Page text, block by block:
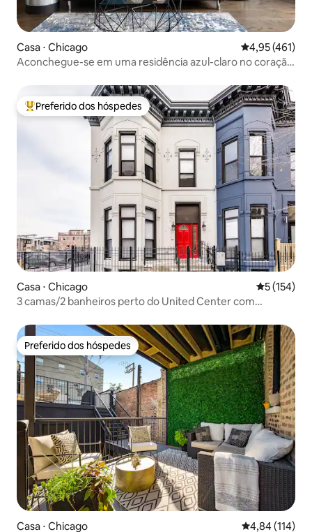
Casa ⋅ Chicago 4,95 de uma
4,95 (461)
Aconchegue-se em uma residência azul-claro no coração
Entre os melhores preferidos dos hóspedes
Preferido dos hóspedes
Casa ⋅ Chicago 5 de uma
5 (154)
3 camas/2 banheiros perto do United Center com
Preferido dos hóspedes
Preferido dos hóspedes
Casa ⋅ Chicago 4,84 de uma
4,84 (114)